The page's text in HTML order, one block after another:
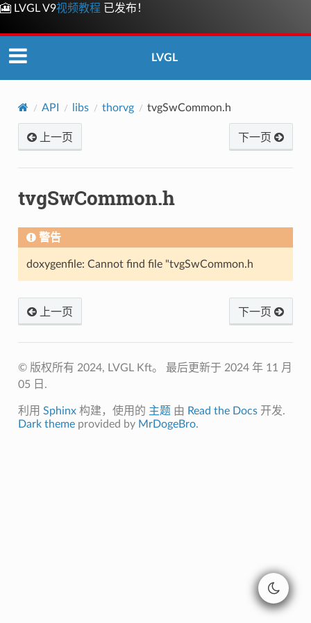
🎦 LVGL V9视频教程 已发布！
LVGL
API libs thorvg tvgSwCommon.h
上一页 下一页
tvgSwCommon.h
警告
doxygenfile: Cannot find file "tvgSwCommon.h
上一页 下一页
© 版权所有 2024, LVGL Kft。 最后更新于 2024 年 11 月
05 日.
利用 Sphinx构建，使用的 主题 由 Read the Docs开发.
Dark themeprovided by MrDogeBro.